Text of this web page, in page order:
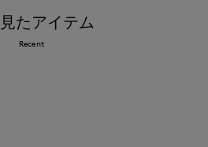
たアイテム
Recent